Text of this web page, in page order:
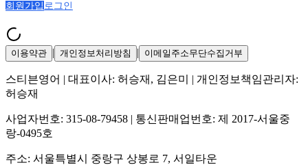
회원가입 로그인
이용약관 | 개인정보처리방침 | 이메일주소무단수집거부
스티븐영어 | 대표이사: 허승재, 김은미
| 개인정보책임관리자:
허승재
사업자번호: 315-08-79458 | 통신판매업번호: 제 2017-서울중
랑-0495호
주소: 서울특별시 중랑구 상봉로 7, 서일타운